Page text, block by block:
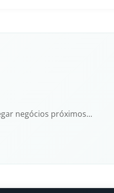
negócios próximos...